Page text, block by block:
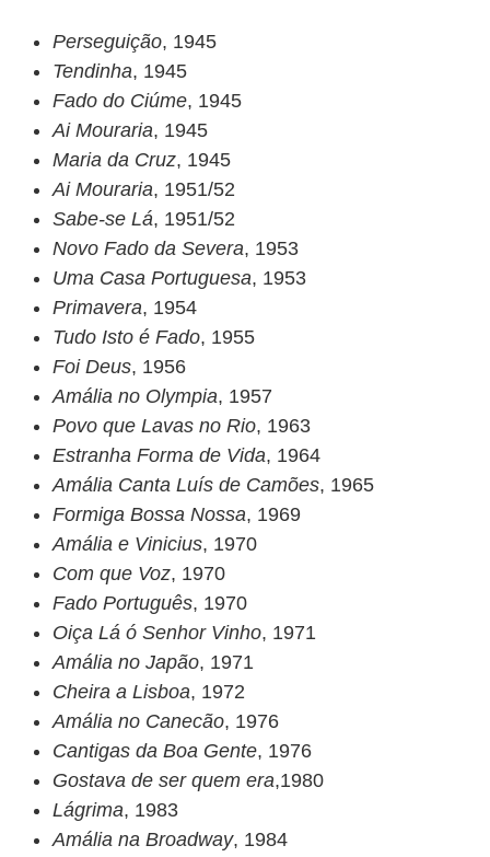
Perseguição, 1945
Tendinha, 1945
Fado do Ciúme, 1945
Ai Mouraria, 1945
Maria da Cruz, 1945
Ai Mouraria, 1951/52
Sabe-se Lá, 1951/52
Novo Fado da Severa, 1953
Uma Casa Portuguesa, 1953
Primavera, 1954
Tudo Isto é Fado, 1955
Foi Deus, 1956
Amália no Olympia, 1957
Povo que Lavas no Rio, 1963
Estranha Forma de Vida, 1964
Amália Canta Luís de Camões, 1965
Formiga Bossa Nossa, 1969
Amália e Vinicius, 1970
Com que Voz, 1970
Fado Português, 1970
Oiça Lá ó Senhor Vinho, 1971
Amália no Japão, 1971
Cheira a Lisboa, 1972
Amália no Canecão, 1976
Cantigas da Boa Gente, 1976
Gostava de ser quem era,1980
Lágrima, 1983
Amália na Broadway, 1984